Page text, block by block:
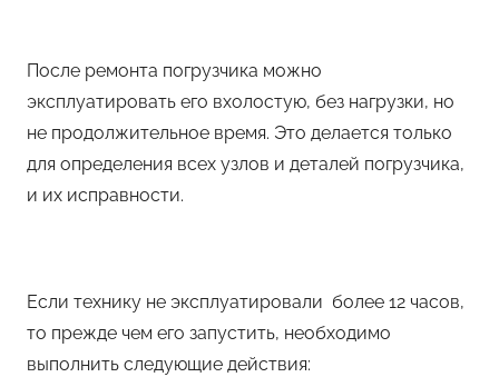
После ремонта погрузчика можно
эксплуатировать его вхолостую, без нагрузки, но
не продолжительное время. Это делается только
для определения всех узлов и деталей погрузчика,
и их исправности.
Если технику не эксплуатировали более 12 часов,
то прежде чем его запустить, необходимо
выполнить следующие действия: